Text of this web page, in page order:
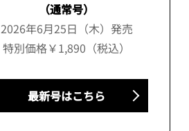
（通常号）
2026年6月25日（木）発売
特別価格￥1,890（税込）
最新号はこちら